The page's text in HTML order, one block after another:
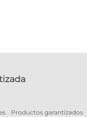
Productos garantizados